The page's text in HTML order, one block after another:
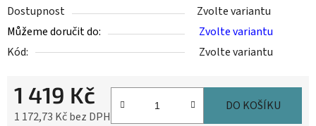
Dostupnost
Zvolte variantu
Můžeme doručit do:
Zvolte variantu
Kód:
Zvolte variantu
1 419 Kč
1 172,73 Kč bez DPH
DO KOŠÍKU